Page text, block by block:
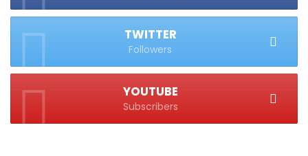
TWITTER
Followers
YOUTUBE
Subscribers